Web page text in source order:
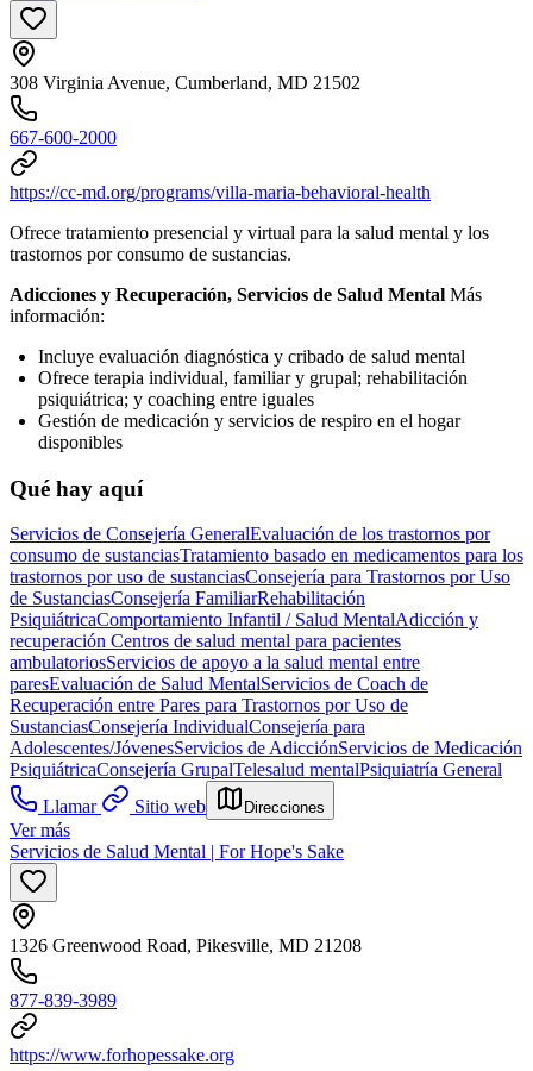
308 Virginia Avenue, Cumberland, MD 21502
667-600-2000
https://cc-md.org/programs/villa-maria-behavioral-health
Ofrece tratamiento presencial y virtual para la salud mental y los
trastornos por consumo de sustancias.
Adicciones y Recuperación, Servicios de Salud Mental Más
información:
Incluye evaluación diagnóstica y cribado de salud mental
Ofrece terapia individual, familiar y grupal; rehabilitación
psiquiátrica; y coaching entre iguales
Gestión de medicación y servicios de respiro en el hogar
disponibles
Qué hay aquí
Servicios de Consejería GeneralEvaluación de los trastornos por
consumo de sustanciasTratamiento basado en medicamentos para los
trastornos por uso de sustanciasConsejería para Trastornos por Uso
de SustanciasConsejería FamiliarRehabilitación
PsiquiátricaComportamiento Infantil / Salud MentalAdicción y
recuperación Centros de salud mental para pacientes
ambulatoriosServicios de apoyo a la salud mental entre
paresEvaluación de Salud MentalServicios de Coach de
Recuperación entre Pares para Trastornos por Uso de
SustanciasConsejería IndividualConsejería para
Adolescentes/JóvenesServicios de AdicciónServicios de Medicación
PsiquiátricaConsejería GrupalTelesalud mentalPsiquiatría General
Llamar
Sitio web Direcciones
Ver más
Servicios de Salud Mental | For Hope's Sake
1326 Greenwood Road, Pikesville, MD 21208
877-839-3989
https://www.forhopessake.org